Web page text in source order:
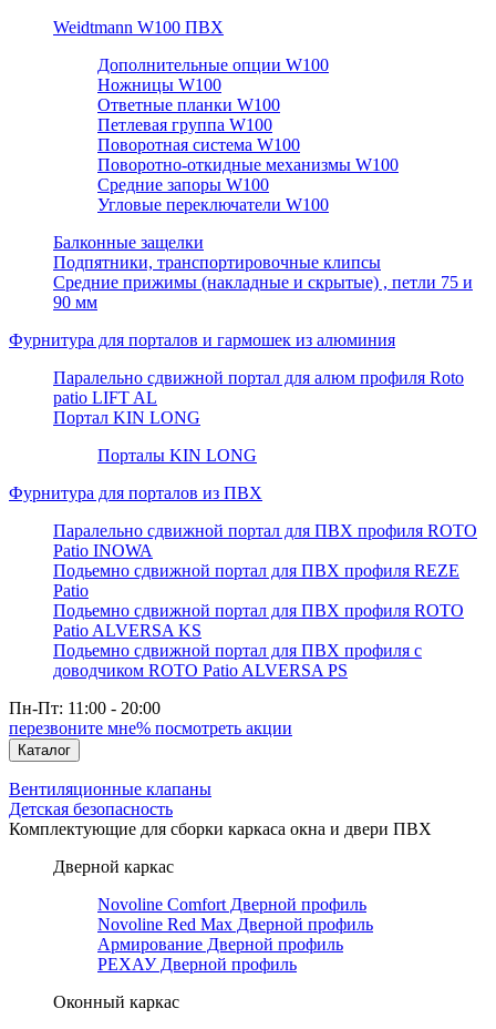
Weidtmann W100 ПВХ
Дополнительные опции W100
Ножницы W100
Ответные планки W100
Петлевая группа W100
Поворотная система W100
Поворотно-откидные механизмы W100
Средние запоры W100
Угловые переключатели W100
Балконные защелки
Подпятники, транспортировочные клипсы
Средние прижимы (накладные и скрытые) , петли 75 и
90 мм
Фурнитура для порталов и гармошек из алюминия
Паралельно сдвижной портал для алюм профиля Roto
patio LIFT AL
Портал KIN LONG
Порталы KIN LONG
Фурнитура для порталов из ПВХ
Паралельно сдвижной портал для ПВХ профиля ROTO
Patio INOWA
Подьемно сдвижной портал для ПВХ профиля REZE
Patio
Подьемно сдвижной портал для ПВХ профиля ROTO
Patio ALVERSA KS
Подьемно сдвижной портал для ПВХ профиля с
доводчиком ROTO Patio ALVERSA PS
Пн-Пт: 11:00 - 20:00
перезвоните мне% посмотреть акции
Каталог
Вентиляционные клапаны
Детская безопасность
Комплектующие для сборки каркаса окна и двери ПВХ
Дверной каркас
Novoline Comfort Дверной профиль
Novoline Red Мax Дверной профиль
Армирование Дверной профиль
РЕХАУ Дверной профиль
Оконный каркас